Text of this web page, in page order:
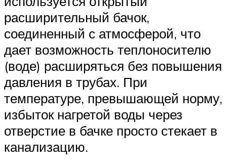
расширительный бачок,
соединенный с атмосферой, что
дает возможность теплоносителю
(воде) расширяться без повышения
давления в трубах. При
температуре, превышающей норму,
избыток нагретой воды через
отверстие в бачке просто стекает в
канализацию.